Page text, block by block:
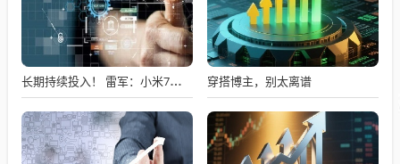
长期持续投入！ 雷军：小米7篇论文入选国际顶级会议AAAI 穿搭博主，别太离谱